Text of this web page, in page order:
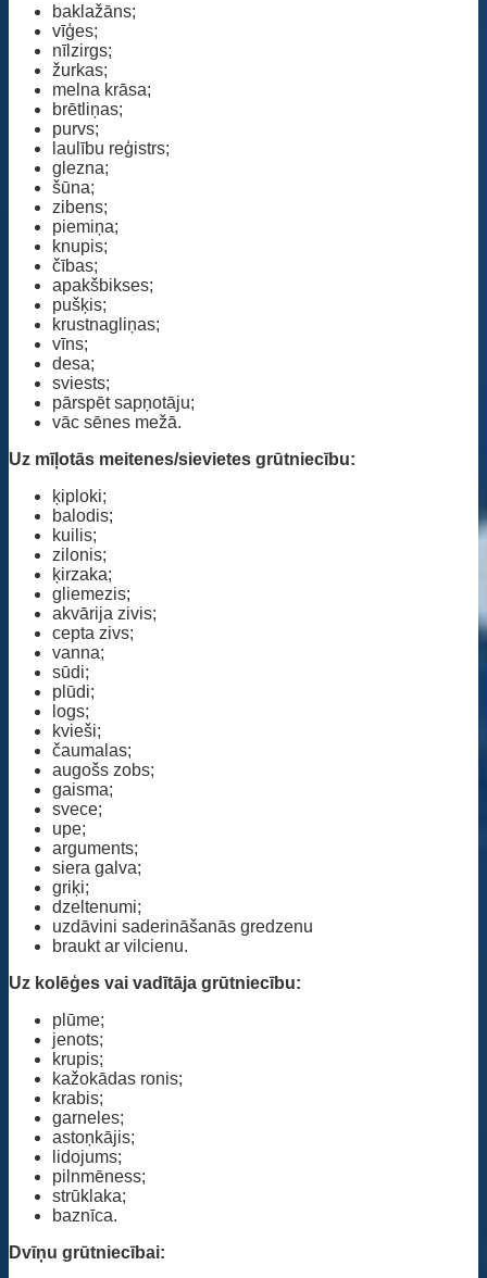
baklažāns;
vīģes;
nīlzirgs;
žurkas;
melna krāsa;
brētliņas;
purvs;
laulību reģistrs;
glezna;
šūna;
zibens;
piemiņa;
knupis;
čības;
apakšbikses;
pušķis;
krustnagliņas;
vīns;
desa;
sviests;
pārspēt sapņotāju;
vāc sēnes mežā.
Uz mīļotās meitenes/sievietes grūtniecību:
ķiploki;
balodis;
kuilis;
zilonis;
ķirzaka;
gliemezis;
akvārija zivis;
cepta zivs;
vanna;
sūdi;
plūdi;
logs;
kvieši;
čaumalas;
augošs zobs;
gaisma;
svece;
upe;
arguments;
siera galva;
griķi;
dzeltenumi;
uzdāvini saderināšanās gredzenu
braukt ar vilcienu.
Uz kolēģes vai vadītāja grūtniecību:
plūme;
jenots;
krupis;
kažokādas ronis;
krabis;
garneles;
astoņkājis;
lidojums;
pilnmēness;
strūklaka;
baznīca.
Dvīņu grūtniecībai: